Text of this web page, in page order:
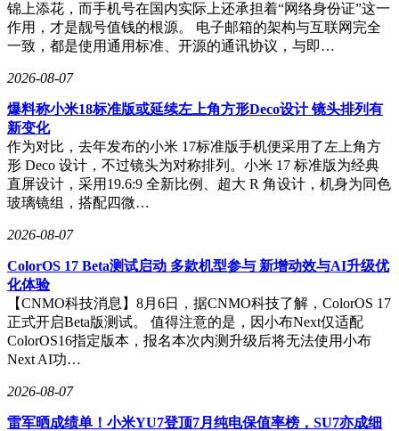
锦上添花，而手机号在国内实际上还承担着“网络身份证”这一
作用，才是靓号值钱的根源。 电子邮箱的架构与互联网完全
一致，都是使用通用标准、开源的通讯协议，与即…
2026-08-07
爆料称小米18标准版或延续左上角方形Deco设计 镜头排列有
新变化
作为对比，去年发布的小米 17标准版手机便采用了左上角方
形 Deco 设计，不过镜头为对称排列。小米 17 标准版为经典
直屏设计，采用19.6:9 全新比例、超大 R 角设计，机身为同色
玻璃镜组，搭配四微…
2026-08-07
ColorOS 17 Beta测试启动 多款机型参与 新增动效与AI升级优
化体验
【CNMO科技消息】8月6日，据CNMO科技了解，ColorOS 17
正式开启Beta版测试。 值得注意的是，因小布Next仅适配
ColorOS16指定版本，报名本次内测升级后将无法使用小布
Next AI功…
2026-08-07
雷军晒成绩单！小米YU7登顶7月纯电保值率榜，SU7亦成细